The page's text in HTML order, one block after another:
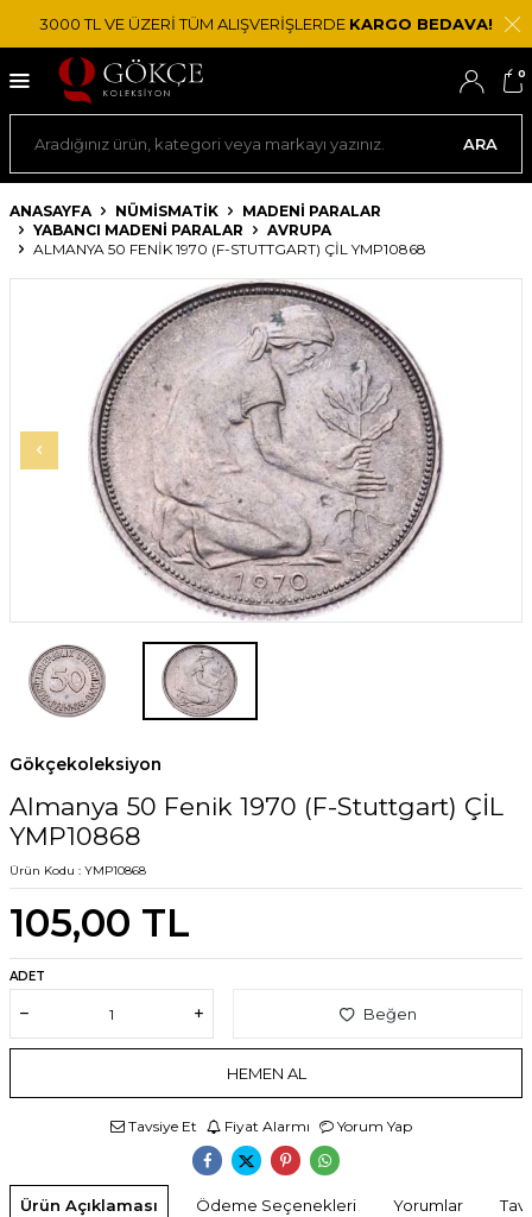
3000 TL VE ÜZERİ TÜM ALIŞVERİŞLERDE KARGO BEDAVA!
ARA
0
ANASAYFA NÜMİSMATİK
MADENI PARALAR
YABANCI MADENI PARALAR
AVRUPA
ALMANYA 50 FENIK 1970 (F-STUTTGART) ÇİL YMP10868
Gökçekoleksiyon
Almanya 50 Fenik 1970 (F-Stuttgart) ÇİL
YMP10868
Ürün Kodu : YMP10868
105,00 TL
ADET
Beğen
HEMEN AL
Tavsiye Et Fiyat Alarmı Yorum Yap
Ürün Açıklaması Ödeme Seçenekleri Yorumlar